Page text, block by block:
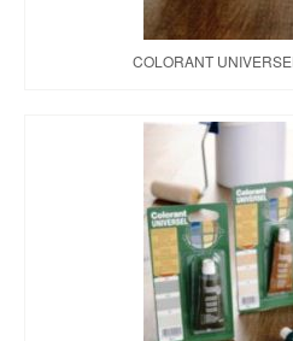
COLORANT